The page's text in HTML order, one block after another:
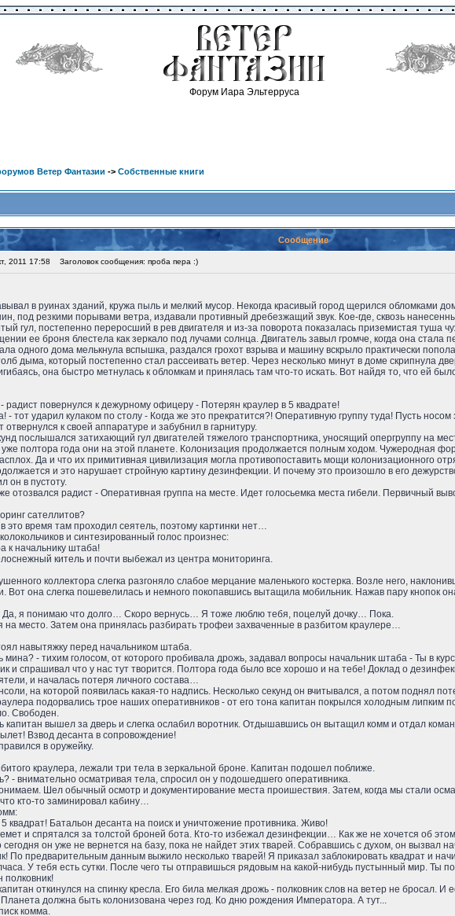
Форум Иара Эльтерруса
Ветер Фантазии -> Собственные книги
Сообщение
2011 17:58 Заголовок сообщения: проба пера :)
в руинах зданий, кружа пыль и мелкий мусор. Некогда красивый город щерился обломками
под резкими порывами ветра, издавали противный дребезжащий звук. Кое-где, сквозь
гул, постепенно переросший в рев двигателя и из-за поворота показалась приземистая
ее броня блестела как зеркало под лучами солнца. Двигатель завыл громче, когда она стала
одного дома мелькнула вспышка, раздался грохот взрыва и машину вскрыло практически
дыма, который постепенно стал рассеивать ветер. Через несколько минут в доме скрипнула
она быстро метнулась к обломкам и принялась там что-то искать. Вот найдя то, что ей
радист повернулся к дежурному офицеру - Потерян краулер в 5 квадрате!
- тот ударил кулаком по столу - Когда же это прекратится?! Оперативную группу туда! Пусть
к своей аппаратуре и забубнил в гарнитуру.
послышался затихающий гул двигателей тяжелого транспортника, уносящий опергруппу на
уже полтора года они на этой планете. Колонизация продолжается полным ходом. Чужеродная
Да и что их примитивная цивилизация могла противопоставить мощи колонизационного
и это нарушает стройную картину дезинфекции. И почему это произошло в его
он в пустоту.
отозвался радист - Оперативная группа на месте. Идет голосьемка места гибели. Первичный
сателлитов?
это время там проходил сеятель, поэтому картинки нет…
и синтезированный голос произнес:
к начальнику штаба!
китель и почти выбежал из центра мониторинга.
коллектора слегка разгоняло слабое мерцание маленького костерка. Возле него,
Вот она слегка пошевелилась и немного покопавшись вытащила мобильник. Нажав пару кнопок
я понимаю что долго… Скоро вернусь… Я тоже люблю тебя, поцелуй дочку… Пока.
на место. Затем она принялась разбирать трофеи захваченные в разбитом краулере…
навытяжку перед начальником штаба.
мина? - тихим голосом, от которого пробивала дрожь, задавал вопросы начальник штаба - Ты в
и спрашивал что у нас тут творится. Полтора года было все хорошо и на тебе! Доклад о
и началась потеря личного состава…
на которой появилась какая-то надпись. Несколько секунд он вчитывался, а потом поднял
подорвались трое наших оперативников - от его тона капитан покрылся холодным липким
Свободен.
капитан вышел за дверь и слегка ослабил воротник. Отдышавшись он вытащил комм и отдал
Взвод десанта в сопровождение!
в оружейку.
краулера, лежали три тела в зеркальной броне. Капитан подошел поближе.
- внимательно осматривая тела, спросил он у подошедшего оперативника.
Шел обычный осмотр и документирование места проишествия. Затем, когда мы стали
кто-то заминировал кабину…
квадрат! Батальон десанта на поиск и уничтожение противника. Живо!
и спрятался за толстой броней бота. Кто-то избежал дезинфекции… Как же не хочется об
он уже не вернется на базу, пока не найдет этих тварей. Собравшись с духом, он вызвал
По предварительным данным выжило несколько тварей! Я приказал заблокировать квадрат и
У тебя есть сутки. После чего ты отправишься рядовым на какой-нибудь пустынный мир. Ты
полковник!
откинулся на спинку кресла. Его била мелкая дрожь - полковник слов на ветер не бросал. И
должна быть колонизована через год. Ко дню рождения Императора. А тут...
комма.